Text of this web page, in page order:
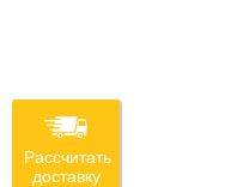
Рассчитать
доставку